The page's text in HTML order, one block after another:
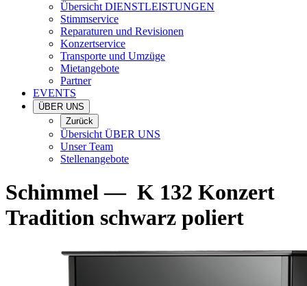
Übersicht DIENSTLEISTUNGEN
Stimmservice
Reparaturen und Revisionen
Konzertservice
Transporte und Umzüge
Mietangebote
Partner
EVENTS
ÜBER UNS
Zurück
Übersicht ÜBER UNS
Unser Team
Stellenangebote
Schimmel— K 132 Konzert
Tradition schwarz poliert